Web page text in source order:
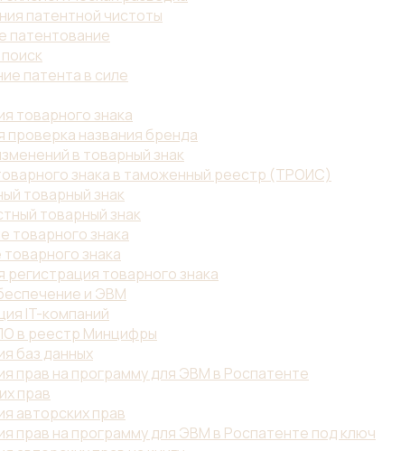
патентной чистоты
патентование
патента в силе
товарного знака
проверка названия бренда
в товарный знак
знака в таможенный реестр (ТРОИС)
товарный знак
товарный знак
товарного знака
знака
регистрация товарного знака
и ЭВМ
IT-компаний
в реестр Минцифры
баз данных
прав на программу для ЭВМ в Роспатенте
прав
авторских прав
прав на программу для ЭВМ в Роспатенте под ключ